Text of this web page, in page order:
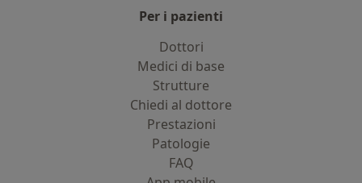
Per i pazienti
Dottori
Medici di base
Strutture
Chiedi al dottore
Prestazioni
Patologie
FAQ